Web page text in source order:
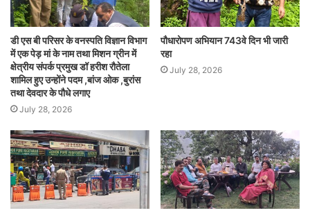
डी एस बी परिसर के वनस्पति विज्ञान विभाग
में एक पेड़ मां के नाम तथा मिशन ग्रीन में
क्षेत्रीय संपर्क प्रमुख डॉ हरीश रौतेला
शामिल हुए उन्होंने पदम ,बांज ओक ,बुरांस
तथा देवदार के पौधे लगाए
July 28, 2026
पौधारोपण अभियान 743वे दिन भी जारी
रहा
July 28, 2026